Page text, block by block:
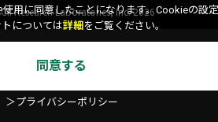
Research Laboratories, Inc. 2026
用に同意したことになります。Cookieの設
については詳細 をご覧ください。
同意する
＞プライバシーポリシー